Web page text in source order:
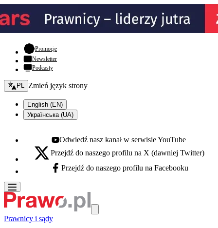
Promocje- otwiera się w nowej karcie
Newsletter
Podcasty
Zmień język - bieżący:
PL Zmień język strony
English (EN)
Українська (UA)
Youtube - otwiera się w nowej karcie
Odwiedź nasz kanał w serwisie YouTube
X - otwiera się w nowej karcie
Przejdź do naszego profilu na X (dawniej Twitter)
Facebook - otwiera się w nowej karcie
Przejdź do naszego profilu na Facebooku
Prawnicy i sądy